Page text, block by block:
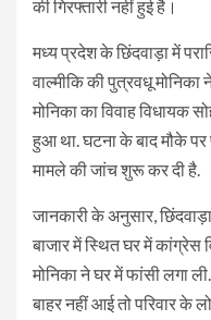
की गिरफ्तारी नहीं हुई है।
मध्य प्रदेश के छिंदवाड़ा में
वाल्मीकि की पुत्रवधू
मोनिका का विवाह विधायक
हुआ था. घटना के बाद मौके
मामले की जांच शुरू कर दी है.
जानकारी के अनुसार,
बाजार में स्थित घर में कांग्रेस
मोनिका ने घर में फांसी लगा
बाहर नहीं आई तो परिवार के